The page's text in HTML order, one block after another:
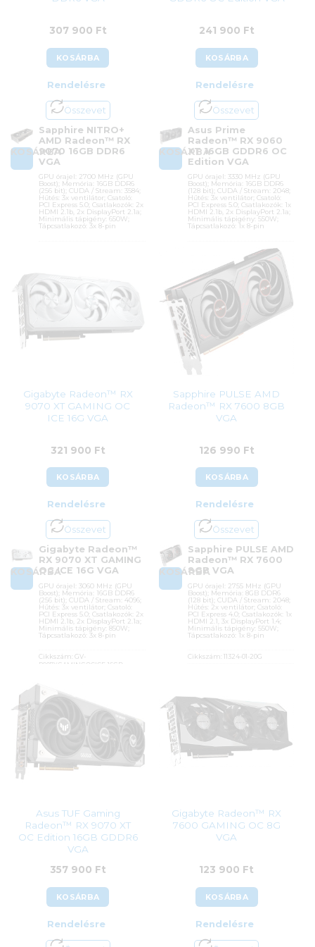
307 900 Ft
KOSÁRBA
Rendelésre
Összevet
KOSÁRBA
Sapphire NITRO+
AMD Radeon™ RX
9070 16GB DDR6
VGA
GPU órajel: 2700 MHz (GPU
Boost); Memória: 16GB DDR6
(256 bit); CUDA / Stream: 3584;
Hűtés: 3x ventilátor; Csatoló:
PCI Express 5.0; Csatlakozók: 2x
HDMI 2.1b, 2x DisplayPort 2.1a;
Minimális tápigény: 650W;
Tápcsatlakozó: 3x 8-pin
Garanciaidő:
36 hónap
ÁFA:
27%
Azonosító:
52699
307 900Ft
241 900 Ft
KOSÁRBA
Rendelésre
Összevet
KOSÁRBA
Asus Prime
Radeon™ RX 9060
XT 16GB GDDR6 OC
Edition VGA
GPU órajel: 3330 MHz (GPU
Boost); Memória: 16GB DDR6
(128 bit); CUDA / Stream: 2048;
Hűtés: 3x ventilátor; Csatoló:
PCI Express 5.0; Csatlakozók: 1x
HDMI 2.1b, 2x DisplayPort 2.1a;
Minimális tápigény: 550W;
Tápcsatlakozó: 1x 8-pin
PRIME-RX9060XT-
Kategória: AMD Radeon
Gyártó:Asus
Garanciaidő:
36 hónap
ÁFA:
27%
Azonosító:
54726
241 900Ft
Gigabyte Radeon™ RX
9070 XT GAMING OC
ICE 16G VGA
321 900 Ft
KOSÁRBA
Rendelésre
Összevet
KOSÁRBA
Gigabyte Radeon™
RX 9070 XT GAMING
OC ICE 16G VGA
GPU órajel: 3060 MHz (GPU
Boost); Memória: 16GB DDR6
(256 bit); CUDA / Stream: 4096;
Hűtés: 3x ventilátor; Csatoló:
PCI Express 5.0; Csatlakozók: 2x
HDMI 2.1b, 2x DisplayPort 2.1a;
Minimális tápigény: 850W;
Tápcsatlakozó: 3x 8-pin
Cikkszám:GV-
R907XGAMINGOCICE-16GD
Gyártó:
Garanciaidő:
36 hónap
27%
Azonosító:
321 900 Ft
Sapphire PULSE AMD
Radeon™ RX 7600 8GB
VGA
126 990 Ft
KOSÁRBA
Rendelésre
Összevet
KOSÁRBA
Sapphire PULSE AMD
Radeon™ RX 7600
8GB VGA
GPU órajel: 2755 MHz (GPU
Boost); Memória: 8GB DDR6
(128 bit); CUDA / Stream: 2048;
Hűtés: 2x ventilátor; Csatoló:
PCI Express 4.0; Csatlakozók: 1x
HDMI 2.1, 3x DisplayPort 1.4;
Minimális tápigény: 550W;
Tápcsatlakozó: 1x 8-pin
Cikkszám: 11324-01-20G
Garanciaidő:
ÁFA: 27%
Azonosító:
126 990Ft
Asus TUF Gaming
Radeon™ RX 9070 XT
OC Edition 16GB GDDR6
VGA
357 900 Ft
KOSÁRBA
Rendelésre
Gigabyte Radeon™ RX
7600 GAMING OC 8G
VGA
123 900 Ft
KOSÁRBA
Rendelésre